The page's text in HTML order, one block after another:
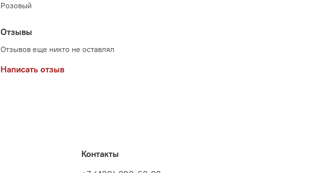
Розовый
Отзывы
Отзывов еще никто не оставлял
Написать отзыв
Контакты